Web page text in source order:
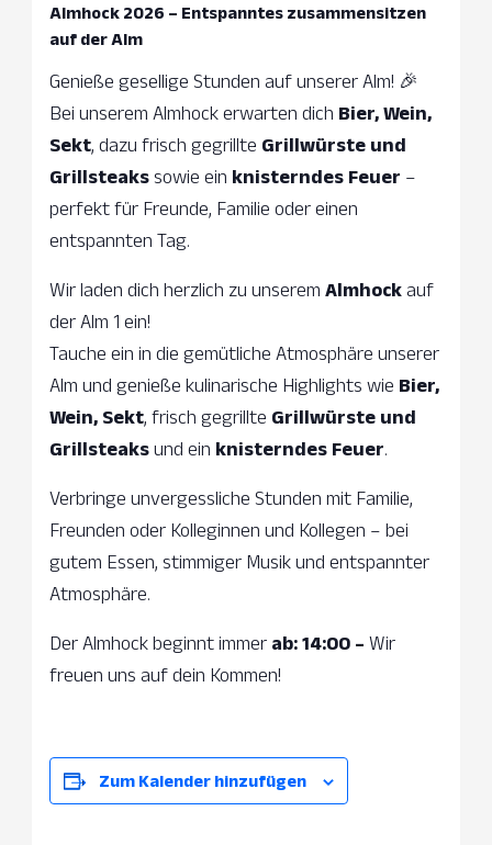
Almhock 2026 – Entspanntes zusammensitzen
auf der Alm
Genieße gesellige Stunden auf unserer Alm! 🎉
Bei unserem Almhock erwarten dich Bier, Wein,
Sekt, dazu frisch gegrillte Grillwürste und
Grillsteakssowie ein knisterndes Feuer –
perfekt für Freunde, Familie oder einen
entspannten Tag.
Wir laden dich herzlich zu unserem Almhockauf
der Alm 1 ein!
Tauche ein in die gemütliche Atmosphäre unserer
Alm und genieße kulinarische Highlights wie Bier,
Wein, Sekt, frisch gegrillte Grillwürste und
Grillsteaksund ein knisterndes Feuer.
Verbringe unvergessliche Stunden mit Familie,
Freunden oder Kolleginnen und Kollegen – bei
gutem Essen, stimmiger Musik und entspannter
Atmosphäre.
Der Almhock beginnt immer ab: 14:00 – Wir
freuen uns auf dein Kommen!
Zum Kalender hinzufügen